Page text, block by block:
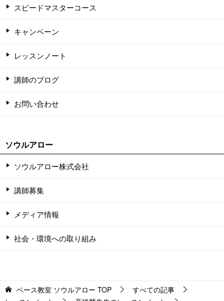
スピードマスターコース
キャンペーン
レッスンノート
講師のブログ
お問い合わせ
ソウルアロー
ソウルアロー株式会社
講師募集
メディア情報
社会・環境への取り組み
ベース教室 ソウルアロー TOP
すべての記事